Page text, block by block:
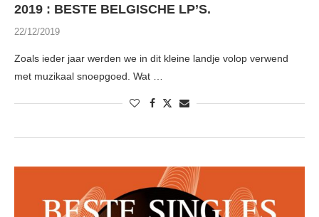
2019 : BESTE BELGISCHE LP’S.
22/12/2019
Zoals ieder jaar werden we in dit kleine landje volop verwend
met muzikaal snoepgoed. Wat …